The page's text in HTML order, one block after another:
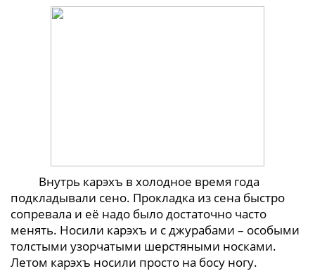
Внутрь карэхъ в холодное время года
подкладывали сено. Прокладка из сена быстро
сопревала и её надо было достаточно часто
менять. Носили карэхъ и с джурабами – особыми
толстыми узорчатыми шерстяными носками.
Летом карэхъ носили просто на босу ногу.